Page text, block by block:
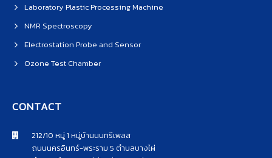
Laboratory Plastic Processing Machine
NMR Spectroscopy
Electrostation Probe and Sensor
Ozone Test Chamber
CONTACT
212/10 หมู่ 1 หมู่บ้านนนทรีเพลส
ถนนนครอินทร์-พระราม 5 ตำบลบางไผ่